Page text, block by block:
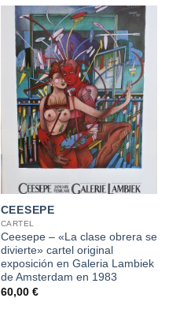
CEESEPE
CARTEL
Ceesepe – «La clase obrera se
divierte» cartel original
exposición en Galeria Lambiek
de Amsterdam en 1983
60,00 €